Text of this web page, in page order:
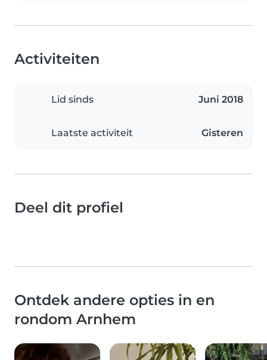
Activiteiten
Lid sinds Juni 2018
Laatste activiteit Gisteren
Deel dit profiel
Ontdek andere opties in en
rondom Arnhem